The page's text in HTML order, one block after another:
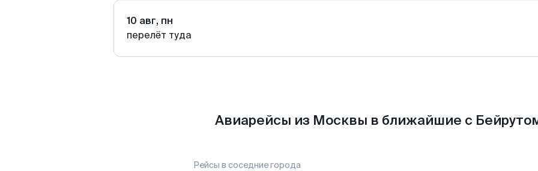
10 авг, пн
перелёт туда
Авиарейсы из Москвы в ближайшие с
Рейсы в соседние города